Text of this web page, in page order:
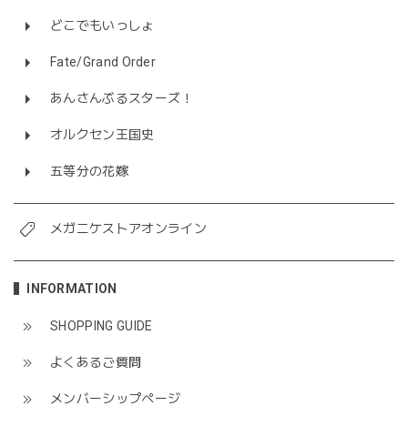
どこでもいっしょ
Fate/Grand Order
あんさんぶるスターズ！
オルクセン王国史
五等分の花嫁
メガニケストアオンライン
INFORMATION
SHOPPING GUIDE
よくあるご質問
メンバーシップページ